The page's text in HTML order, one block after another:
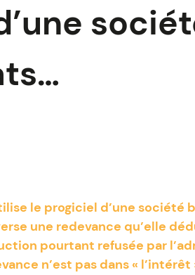
le progiciel d’une
une redevance qu’elle
pourtant refusée par
n’est pas dans «